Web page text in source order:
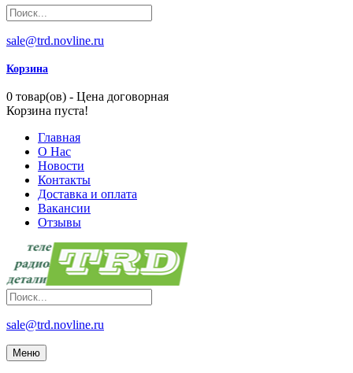
sale@trd.novline.ru
Корзина
0 товар(ов) - Цена договорная
Корзина пуста!
Главная
О Нас
Новости
Контакты
Доставка и оплата
Вакансии
Отзывы
sale@trd.novline.ru
Меню